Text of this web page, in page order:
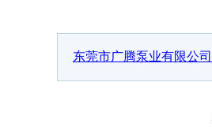
东莞市广腾泵业有限公司